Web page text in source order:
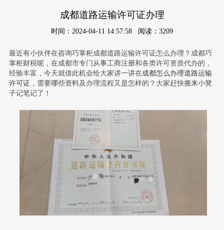
成都道路运输许可证办理
时间：2024-04-11 14:57:58 阅读：3209
最近有小伙伴在咨询巧掌柜成都道路运输许可证怎么办理？成都巧
掌柜财税呢，在成都市专门从事工商注册和各类许可资质代办的，
经验丰富，今天就借此机会给大家讲一讲在成都怎么办理道路运输
许可证 ，需要哪些资料及办理流程又是怎样的？大家赶快搬来小凳
子记笔记了！